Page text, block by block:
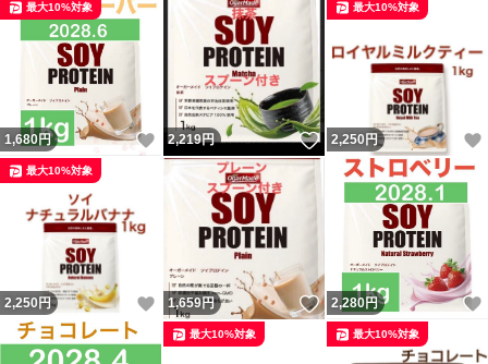
1,680円 いいね！
最大10%対象
2,219円 いいね！
2,250 円
最大10%対象
2,250 円 いいね！
最大10%対象
1,659円 いいね！
2,280円
最大10%対象 最大10%対象